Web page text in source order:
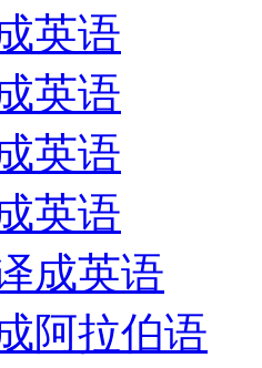
英语
英语
英语
英语
成英语
阿拉伯语